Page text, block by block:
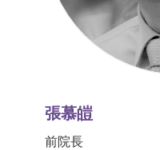
張慕皚
前院長